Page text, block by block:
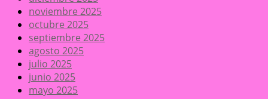
noviembre 2025
octubre 2025
septiembre 2025
agosto 2025
julio 2025
junio 2025
mayo 2025